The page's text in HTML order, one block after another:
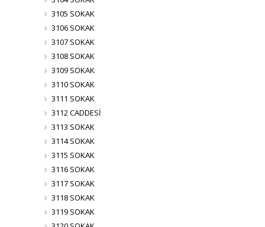
3105 SOKAK
3106 SOKAK
3107 SOKAK
3108 SOKAK
3109 SOKAK
3110 SOKAK
3111 SOKAK
3112 CADDESİ
3113 SOKAK
3114 SOKAK
3115 SOKAK
3116 SOKAK
3117 SOKAK
3118 SOKAK
3119 SOKAK